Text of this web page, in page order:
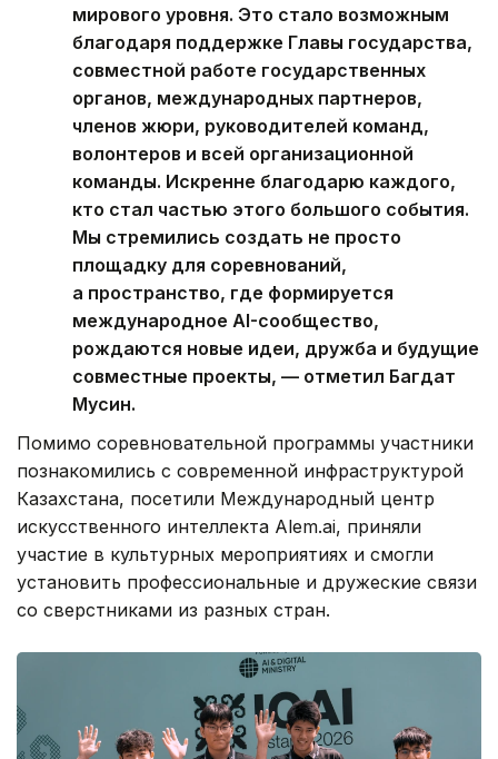
мирового уровня. Это стало возможным
благодаря поддержке Главы государства,
совместной работе государственных
органов, международных партнеров,
членов жюри, руководителей команд,
волонтеров и всей организационной
команды. Искренне благодарю каждого,
кто стал частью этого большого события.
Мы стремились создать не просто
площадку для соревнований,
а пространство, где формируется
международное AI-сообщество,
рождаются новые идеи, дружба и будущие
совместные проекты, — отметил Багдат
Мусин.
Помимо соревновательной программы участники
познакомились с современной инфраструктурой
Казахстана, посетили Международный центр
искусственного интеллекта Alem.ai, приняли
участие в культурных мероприятиях и смогли
установить профессиональные и дружеские связи
со сверстниками из разных стран.